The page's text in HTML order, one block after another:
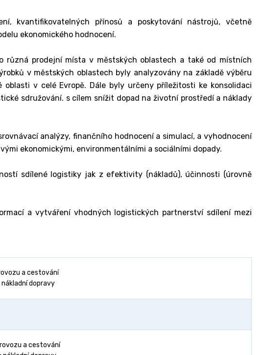
kvantifikovatelných přínosů a poskytování nástrojů, včetně
ekonomického hodnocení.
prodejní místa v městských oblastech a také od místních
v městských oblastech byly analyzovány na základě výběru
v celé Evropě. Dále byly určeny příležitosti ke konsolidaci
sdružování. s cílem snížit dopad na životní prostředí a náklady
analýzy, finančního hodnocení a simulací, a vyhodnocení
ekonomickými, environmentálními a sociálními dopady.
sdílené logistiky jak z efektivity (nákladů), účinnosti (úrovně
a vytváření vhodných logistických partnerství sdílení mezi
a cestování
nákladní dopravy
a cestování